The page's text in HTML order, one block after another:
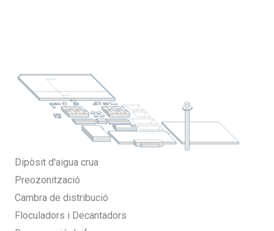
Dipòsit d'aigua crua
Preozonització
Cambra de distribució
Floculadors i Decantadors